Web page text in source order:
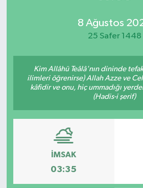
8 Ağustos
25 Safer 1448
Kim Allâhü Teâlâ'nın dininde
ilimleri öğrenirse) Allah Azze ve
kâfidir ve onu, hiç ummadığı
(Hadis-i şerif)
İMSAK
03:35
Yaşam